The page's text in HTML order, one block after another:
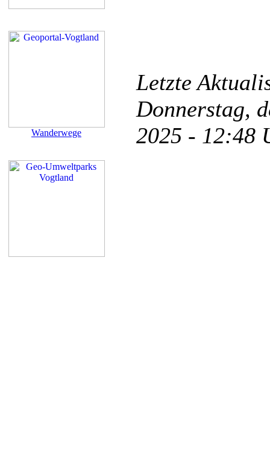
Wanderwege
Letzte
Donnerstag,
2025 -